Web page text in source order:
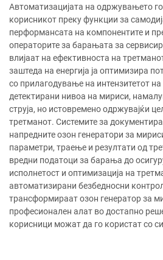
Автоматизацијата на одржувањето
корисникот преку функции за
перформансата на компонентите и
операторите за барањата за
влијаат на ефективноста на
заштеда на енергија ја оптимизира
со прилагодување на интензитетот
детектирани нивоа на мириси,
струја, но истовремено одржувајќи
третманот. Системите за
напредните озон генератори за
параметри, траење и резултати од
вредни податоци за барања до
исполнетост и оптимизација на
автоматизирани безбедносни
трансформираат озон генератор за
професионален алат во достапно
корисници можат да го користат со